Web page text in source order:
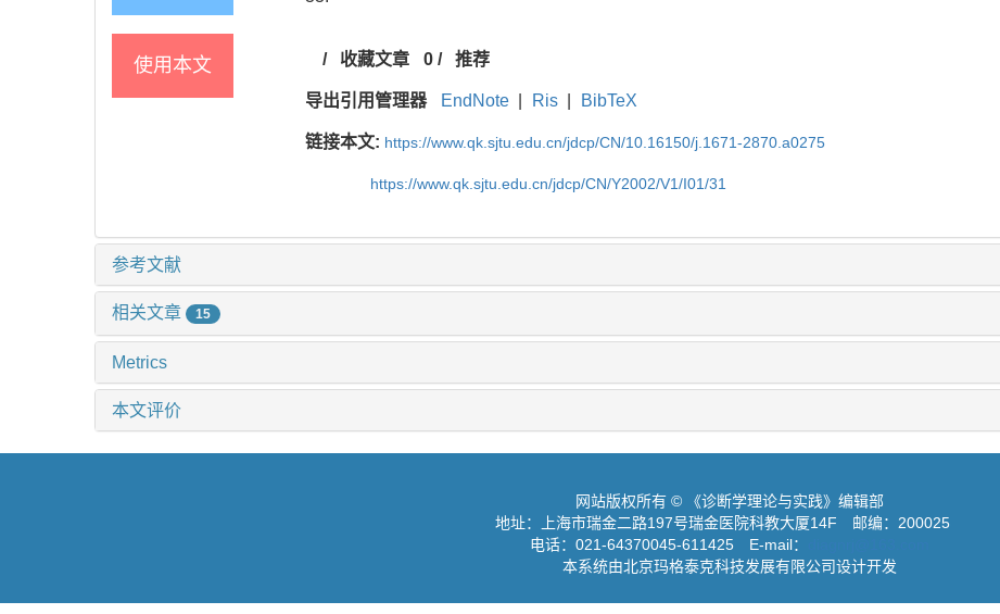
使用本文 / 收藏文章 0/ 推荐
导出引用管理器 EndNote Ris BibTeX
链接本文: https://www.qk.sjtu.edu.cn/jdcp/CN/10.16150/j.1671-2870.a0275
https://www.qk.sjtu.edu.cn/jdcp/CN/Y2002/V1/I01/31
参考文献
相关文章 15
Metrics
本文评价
网站版权所有 © 《诊断学理论与实践》编辑部
地址：上海市瑞金二路197号瑞金医院科教大厦14F 邮编：200025
电话：021-64370045-611425 E-mail：
本系统由北京玛格泰克科技发展有限公司设计开发